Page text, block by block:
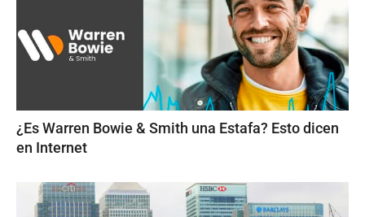
¿Es Warren Bowie & Smith una Estafa? Esto dicen
en Internet